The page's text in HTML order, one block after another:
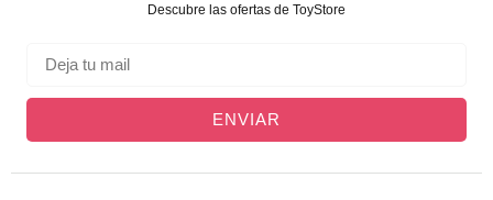
Descubre las ofertas de ToyStore
ENVIAR